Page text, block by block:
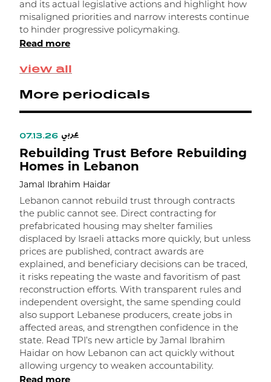
view all
and its actual legislative actions and highlight how
misaligned priorities and narrow interests continue
to hinder progressive policymaking.
Read more
More periodicals
07.13.26 عربي
Rebuilding Trust Before Rebuilding
Homes in Lebanon
Jamal Ibrahim Haidar
Lebanon cannot rebuild trust through contracts
the public cannot see. Direct contracting for
prefabricated housing may shelter families
displaced by Israeli attacks more quickly, but unless
prices are published, contract awards are
explained, and beneficiary decisions can be traced,
it risks repeating the waste and favoritism of past
reconstruction efforts. With transparent rules and
independent oversight, the same spending could
also support Lebanese producers, create jobs in
affected areas, and strengthen confidence in the
state. Read TPI’s new article by Jamal Ibrahim
Haidar on how Lebanon can act quickly without
allowing urgency to weaken accountability.
Read more